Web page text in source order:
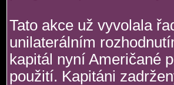
Tato akce už vyvolala
unilaterálním
kapitál nyní Američané
použití. Kapitáni